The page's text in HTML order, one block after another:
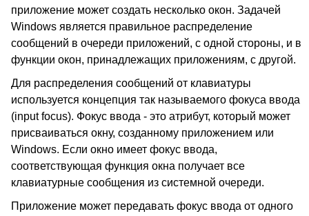
приложение может создать несколько окон. Задачей
Windows является правильное распределение
сообщений в очереди приложений, с одной стороны, и в
функции окон, принадлежащих приложениям, с другой.
Для распределения сообщений от клавиатуры
используется концепция так называемого фокуса ввода
(input focus). Фокус ввода - это атрибут, который может
присваиваться окну, созданному приложением или
Windows. Если окно имеет фокус ввода,
соответствующая функция окна получает все
клавиатурные сообщения из системной очереди.
Приложение может передавать фокус ввода от одного